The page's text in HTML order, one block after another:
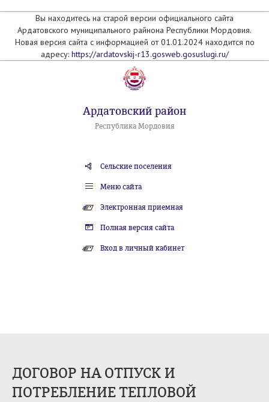
Вы находитесь на старой версии официального сайта
Ардатовского муниципального райнона Республики Мордовия.
Новая версия сайта с информацией от 01.01.2024 находится по
адресу: https://ardatovskij-r13.gosweb.gosuslugi.ru/
Ардатовский район
Республика Мордовия
Сельские поселения
Меню сайта
Электронная приемная
Полная версия сайта
Вход в личный кабинет
ДОГОВОР НА ОТПУСК И
ПОТРЕБЛЕНИЕ ТЕПЛОВОЙ